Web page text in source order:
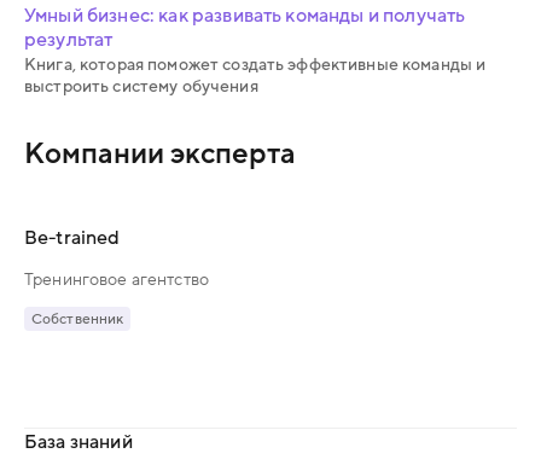
Умный бизнес: как развивать команды и получать
результат
Книга, которая поможет создать эффективные команды и
выстроить систему обучения
Компании эксперта
Be-trained
Тренинговое агентство
Собственник
База знаний